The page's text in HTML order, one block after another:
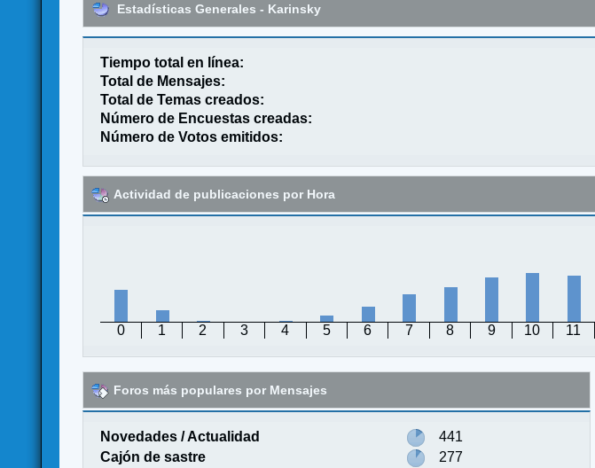
Estadísticas Generales - Karinsky
Tiempo total en línea:
Total de Mensajes:
Total de Temas creados:
Número de Encuestas creadas:
Número de Votos emitidos:
Actividad de publicaciones por Hora
0 1 2 3 4 5 6 7 8 9 10 11
Foros más populares por Mensajes
Novedades / Actualidad
441
Cajón de sastre
277